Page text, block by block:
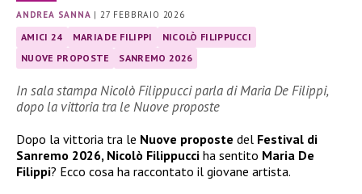
ANDREA SANNA |27 FEBBRAIO 2026
AMICI 24 MARIA DE FILIPPI
NICOLÒ FILIPPUCCI
NUOVE PROPOSTE
SANREMO 2026
In sala stampa Nicolò Filippucci parla di Maria De Filippi,
dopo la vittoria tra le Nuove proposte
Dopo la vittoria tra le Nuove proposte del Festival di
Sanremo 2026, Nicolò Filippucci ha sentito Maria De
Filippi? Ecco cosa ha raccontato il giovane artista.